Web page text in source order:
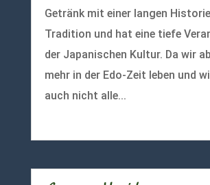
Getränk mit einer langen
Tradition und hat eine tiefe
der Japanischen Kultur. Da wir
mehr in der Edo-Zeit leben und
auch nicht alle...